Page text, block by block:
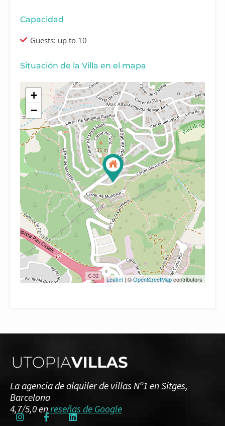
Capacidad
Guests: up to 10
Situación de la Villa en el mapa
+
−
Leaflet| ©OpenStreetMapcontributors
La agencia de alquiler de villas Nº1 en Sitges,
Barcelona
4,7/5,0 en reseñas de Google